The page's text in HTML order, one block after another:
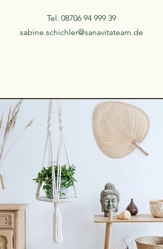
Tel. 08706 94 999 39
sabine.schichler@sanavitateam.de